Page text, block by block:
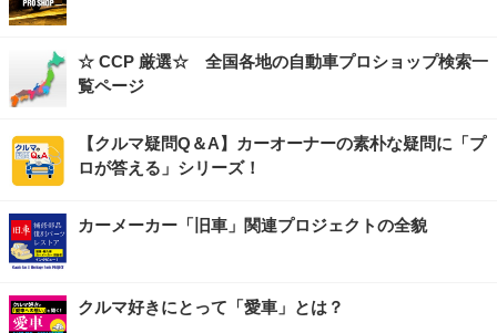
☆ CCP 厳選☆ 全国各地の自動車プロショップ検索一
覧ページ
【クルマ疑問Q＆A】カーオーナーの素朴な疑問に「プ
ロが答える」シリーズ！
カーメーカー「旧車」関連プロジェクトの全貌
クルマ好きにとって「愛車」とは？